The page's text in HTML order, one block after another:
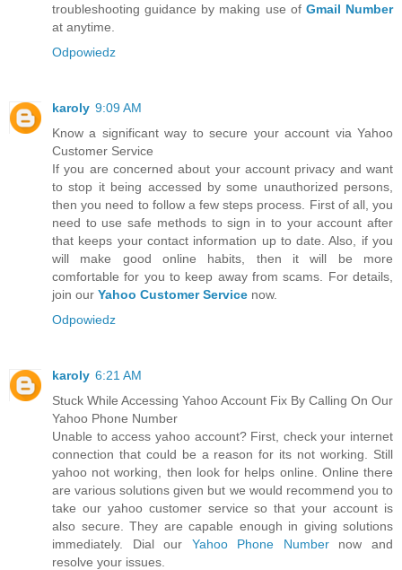
troubleshooting guidance by making use of Gmail Number
at anytime.
Odpowiedz
karoly 9:09 AM
Know a significant way to secure your account via Yahoo
Customer Service
If you are concerned about your account privacy and want
to stop it being accessed by some unauthorized persons,
then you need to follow a few steps process. First of all, you
need to use safe methods to sign in to your account after
that keeps your contact information up to date. Also, if you
will make good online habits, then it will be more
comfortable for you to keep away from scams. For details,
join our Yahoo Customer Service now.
Odpowiedz
karoly 6:21 AM
Stuck While Accessing Yahoo Account Fix By Calling On Our
Yahoo Phone Number
Unable to access yahoo account? First, check your internet
connection that could be a reason for its not working. Still
yahoo not working, then look for helps online. Online there
are various solutions given but we would recommend you to
take our yahoo customer service so that your account is
also secure. They are capable enough in giving solutions
immediately. Dial our Yahoo Phone Numbernow and
resolve your issues.